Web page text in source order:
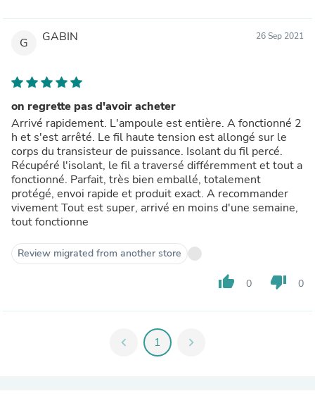
G GABIN 26 Sep 2021
on regrette pas d'avoir acheter
Arrivé rapidement. L'ampoule est entière. A fonctionné 2
h et s'est arrêté. Le fil haute tension est allongé sur le
corps du transisteur de puissance. Isolant du fil percé.
Récupéré l'isolant, le fil a traversé différemment et tout a
fonctionné. Parfait, très bien emballé, totalement
protégé, envoi rapide et produit exact. A recommander
vivement Tout est super, arrivé en moins d'une semaine,
tout fonctionne
Review migrated from another store
thumb_up 0 thumb_down 0
chevron_left 1 chevron_right